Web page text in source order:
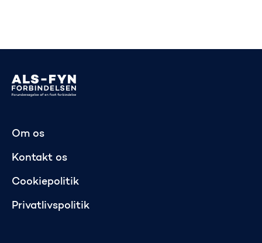
Om os
Kontakt os
Cookiepolitik
Privatlivspolitik